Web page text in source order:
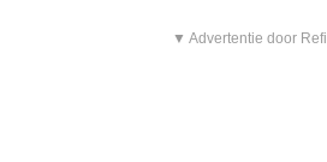
▼ Advertentie door